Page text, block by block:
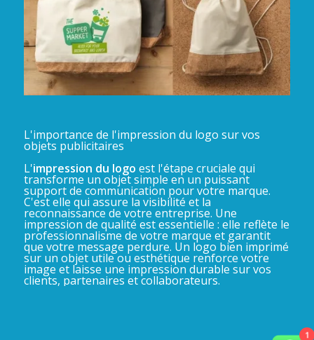
L'importance de l'impression du logo sur vos
objets publicitaires
L'impression du logo est l'étape cruciale qui
transforme un objet simple en un puissant
support de communication pour votre marque.
C'est elle qui assure la visibilité et la
reconnaissance de votre entreprise. Une
impression de qualité est essentielle : elle reflète le
professionnalisme de votre marque et garantit
que votre message perdure. Un logo bien imprimé
sur un objet utile ou esthétique renforce votre
image et laisse une impression durable sur vos
clients, partenaires et collaborateurs.
1